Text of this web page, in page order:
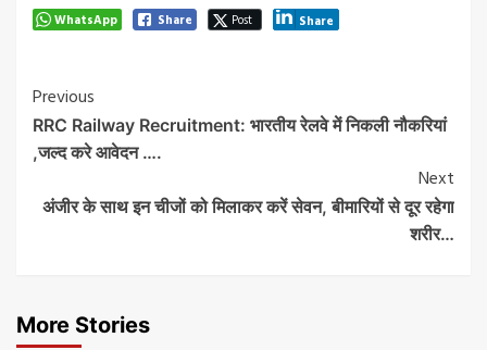
WhatsApp Share Post Share
Post
Navigation
Previous
RRC Railway Recruitment: भारतीय रेलवे में निकली नौकरियां
,जल्द करे आवेदन ….
Next
अंजीर के साथ इन चीजों को मिलाकर करें सेवन, बीमारियों से दूर रहेगा
शरीर…
More Stories